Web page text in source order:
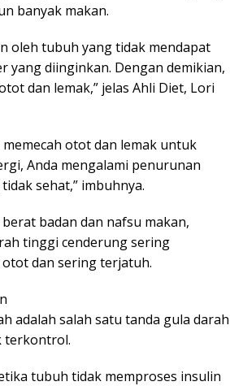
banyak makan.
oleh tubuh yang tidak mendapat
yang diinginkan. Dengan demikian,
dan lemak,” jelas Ahli Diet, Lori
otot dan lemak untuk
Anda mengalami penurunan
sehat,” imbuhnya.
badan dan nafsu makan,
tinggi cenderung sering
dan sering terjatuh.
adalah salah satu tanda gula darah
terkontrol.
tubuh tidak memproses insulin